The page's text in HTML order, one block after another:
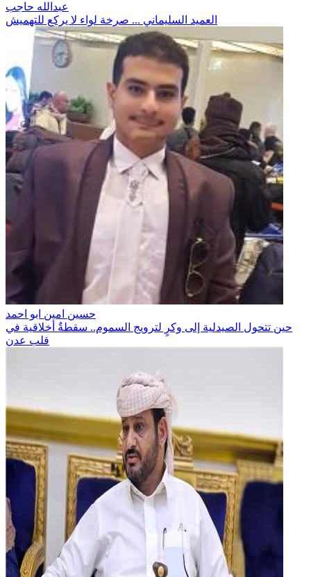
عبدالله حاجب
العميد السليماني ... صرخة لواء لا يركع للتهميش
حسين امين ابو احمد
حين تتحول الصيدلية إلى وكرٍ لترويج السموم.. سقطةٌ أخلاقية في
قلب عدن